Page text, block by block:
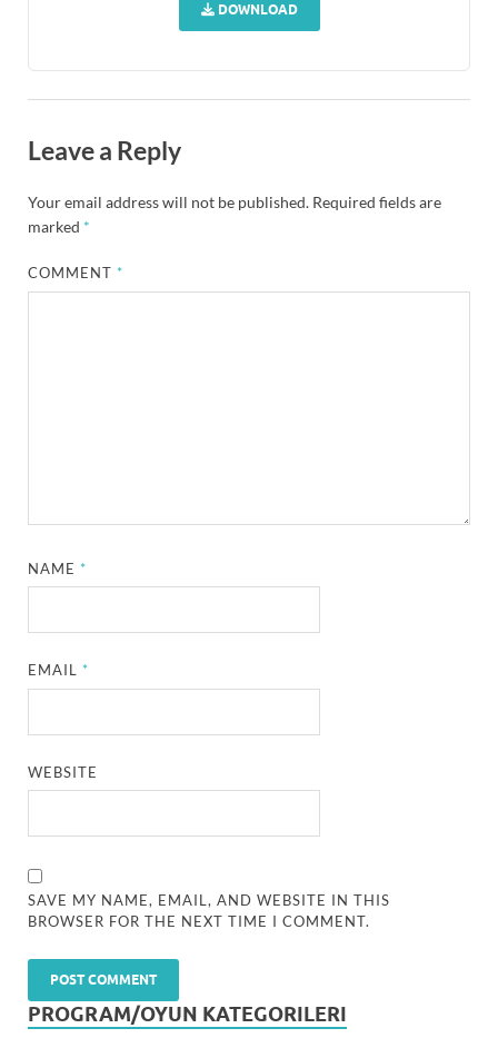
DOWNLOAD
Leave a Reply
Your email address will not be published. Required fields are
marked *
COMMENT*
NAME*
EMAIL*
WEBSITE
SAVE MY NAME, EMAIL, AND WEBSITE IN THIS
BROWSER FOR THE NEXT TIME I COMMENT.
PROGRAM/OYUN KATEGORILERI